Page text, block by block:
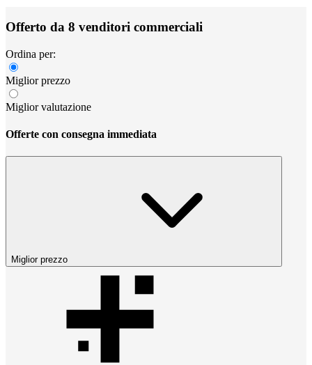
Offerto da 8 venditori commerciali
Ordina per:
Miglior prezzo
Miglior valutazione
Offerte con consegna immediata
Miglior prezzo